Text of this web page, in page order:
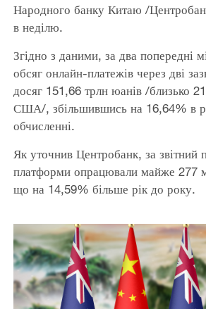
Народного банку Китаю /
в неділю.
Згідно з даними, за два попередні
обсяг онлайн-платежів через дві
досяг 151,66 трлн юанів /близько
США/, збільшившись на 16,64% в
обчисленні.
Як уточнив Центробанк, за звітний
платформи опрацювали майже 277
що на 14,59% більше рік до року.